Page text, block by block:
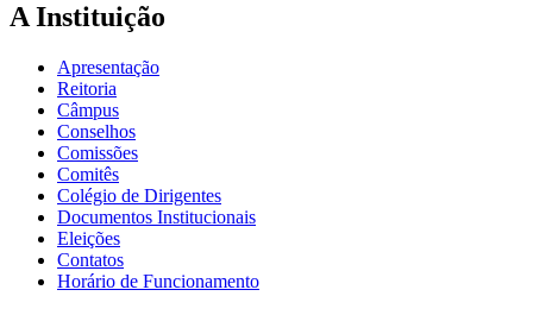
A Instituição
Apresentação
Reitoria
Câmpus
Conselhos
Comissões
Comitês
Colégio de Dirigentes
Documentos Institucionais
Eleições
Contatos
Horário de Funcionamento